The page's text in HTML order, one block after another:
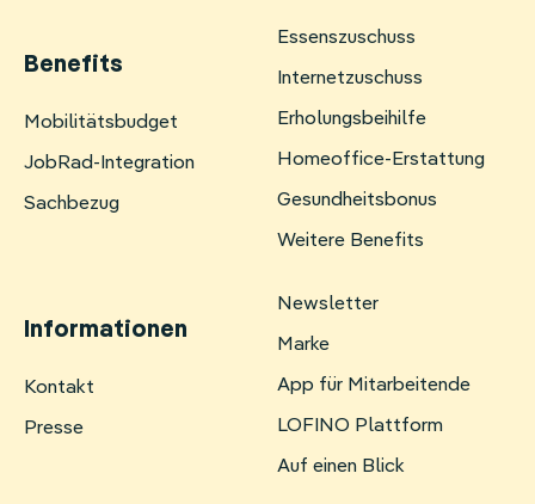
Benefits
Navigation
überspringen
Mobilitätsbudget
JobRad-Integration
Sachbezug
Essenszuschuss
Internetzuschuss
Erholungsbeihilfe
Homeoffice-Erstattung
Gesundheitsbonus
Weitere Benefits
Informationen
Navigation
überspringen
Kontakt
Presse
Newsletter
Marke
App für Mitarbeitende
LOFINO Plattform
Auf einen Blick